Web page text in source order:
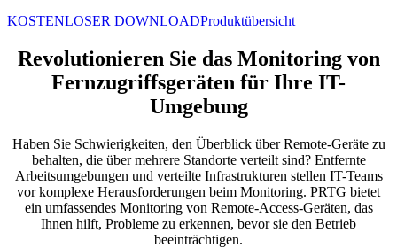
KOSTENLOSER DOWNLOADProduktübersicht
Revolutionieren Sie das Monitoring von
Fernzugriffsgeräten für Ihre IT-
Umgebung
Haben Sie Schwierigkeiten, den Überblick über Remote-Geräte zu
behalten, die über mehrere Standorte verteilt sind? Entfernte
Arbeitsumgebungen und verteilte Infrastrukturen stellen IT-Teams
vor komplexe Herausforderungen beim Monitoring. PRTG bietet
ein umfassendes Monitoring von Remote-Access-Geräten, das
Ihnen hilft, Probleme zu erkennen, bevor sie den Betrieb
beeinträchtigen.